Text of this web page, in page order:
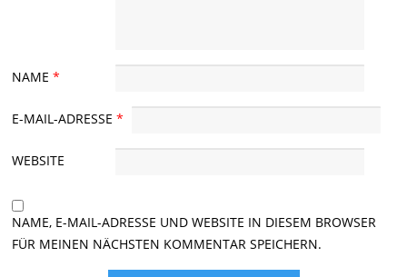
NAME*
E-MAIL-ADRESSE*
WEBSITE
NAME, E-MAIL-ADRESSE UND WEBSITE IN DIESEM BROWSER
FÜR MEINEN NÄCHSTEN KOMMENTAR SPEICHERN.